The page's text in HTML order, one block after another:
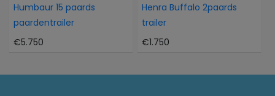
Humbaur 15 paards
paardentrailer
€5.750
Henra Buffalo 2paards
trailer
€1.750